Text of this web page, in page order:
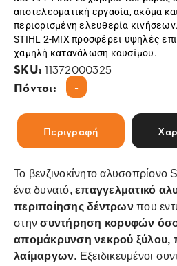
αποτελεσματική εργασία, ακόμα
περιορισμένη ελευθερία
STIHL 2-MIX προσφέρει υψηλές
χαμηλή κατανάλωση καυσίμου.
SKU:11372000325
Πόντοι: -
Περιγραφή
Το βενζινοκίνητο αλυσοπρίονο
ένα δυνατό, επαγγελματικό
περιποίησης δέντρων που
στην συντήρηση κορυφών όσο
απομάκρυνση νεκρού ξύλου,
λαίμαργων. Εξειδικευμένοι